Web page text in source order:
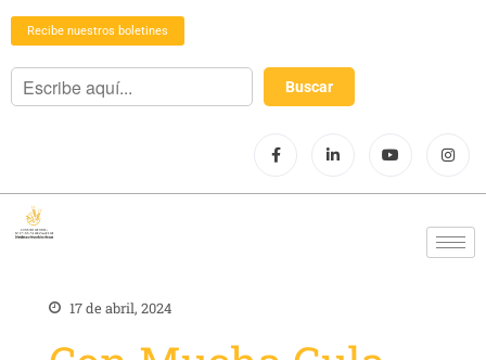
Recibe nuestros boletines
17 de abril, 2024